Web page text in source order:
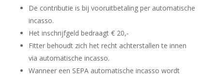
De contributie is bij vooruitbetaling per automatische
incasso.
Het inschrijfgeld bedraagt € 20,-
Fitter behoudt zich het recht achterstallen te innen
via automatische incasso.
Wanneer een SEPA automatische incasso wordt